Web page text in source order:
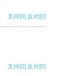
支持[0] 反对[0]
支持[0] 反对[0]